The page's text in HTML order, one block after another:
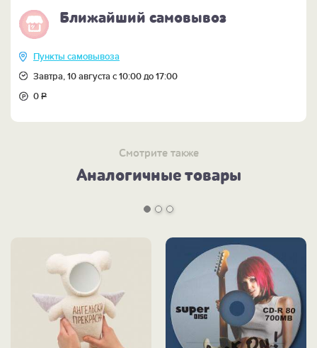
Ближайший самовывоз
Пункты самовывоза
Завтра, 10 августа с 10:00 до 17:00
0Р
Смотрите также
Аналогичные товары